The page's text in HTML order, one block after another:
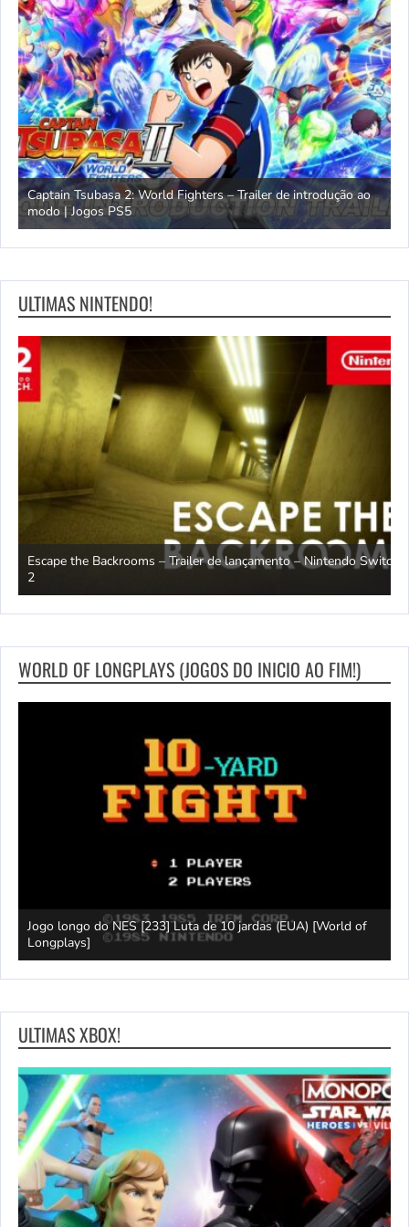
Captain Tsubasa 2: World Fighters – Trailer de introdução ao
modo | Jogos PS5
ULTIMAS NINTENDO!
Escape the Backrooms – Trailer de lançamento – Nintendo Switch
2
WORLD OF LONGPLAYS (JOGOS DO INICIO AO FIM!)
Jogo longo do NES [233] Luta de 10 jardas (EUA) [World of
Longplays]
ULTIMAS XBOX!